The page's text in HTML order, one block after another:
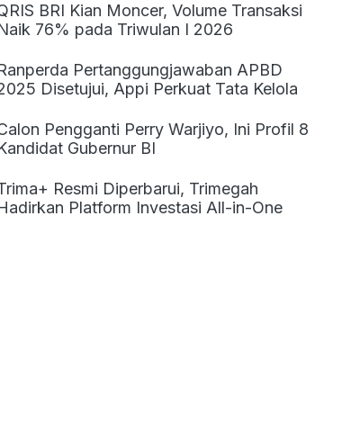
BRI Kian Moncer, Volume Transaksi
76% pada Triwulan I 2026
Pertanggungjawaban APBD
Disetujui, Appi Perkuat Tata Kelola
Pengganti Perry Warjiyo, Ini Profil 8
Gubernur BI
Resmi Diperbarui, Trimegah
Platform Investasi All-in-One